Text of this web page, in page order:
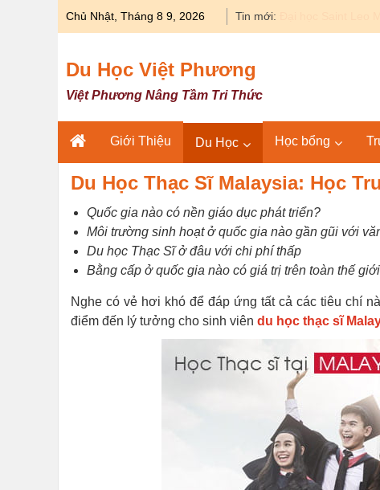
Chủ Nhật, Tháng 8 9, 2026 Tin mới:
Du Học Việt Phương
Việt Phương Nâng Tầm Tri Thức
Giới Thiệu Du Học Học bổng
Du Học Thạc Sĩ Malaysia: Học
Quốc gia nào có nền giáo dục phát triển?
Môi trường sinh hoạt ở quốc gia nào gần gũi với
Du học Thạc Sĩ ở đâu với chi phí thấp
Bằng cấp ở quốc gia nào có giá trị trên toàn thế
Nghe có vẻ hơi khó để đáp ứng tất cả các tiêu chí
điểm đến lý tưởng cho sinh viên du học thạc sĩ